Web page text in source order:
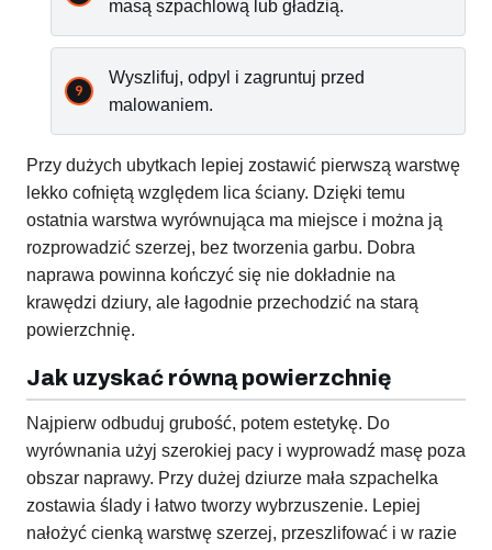
masą szpachlową lub gładzią.
Wyszlifuj, odpyl i zagruntuj przed
malowaniem.
Przy dużych ubytkach lepiej zostawić pierwszą warstwę
lekko cofniętą względem lica ściany. Dzięki temu
ostatnia warstwa wyrównująca ma miejsce i można ją
rozprowadzić szerzej, bez tworzenia garbu. Dobra
naprawa powinna kończyć się nie dokładnie na
krawędzi dziury, ale łagodnie przechodzić na starą
powierzchnię.
Jak uzyskać równą powierzchnię
Najpierw odbuduj grubość, potem estetykę. Do
wyrównania użyj szerokiej pacy i wyprowadź masę poza
obszar naprawy. Przy dużej dziurze mała szpachelka
zostawia ślady i łatwo tworzy wybrzuszenie. Lepiej
nałożyć cienką warstwę szerzej, przeszlifować i w razie